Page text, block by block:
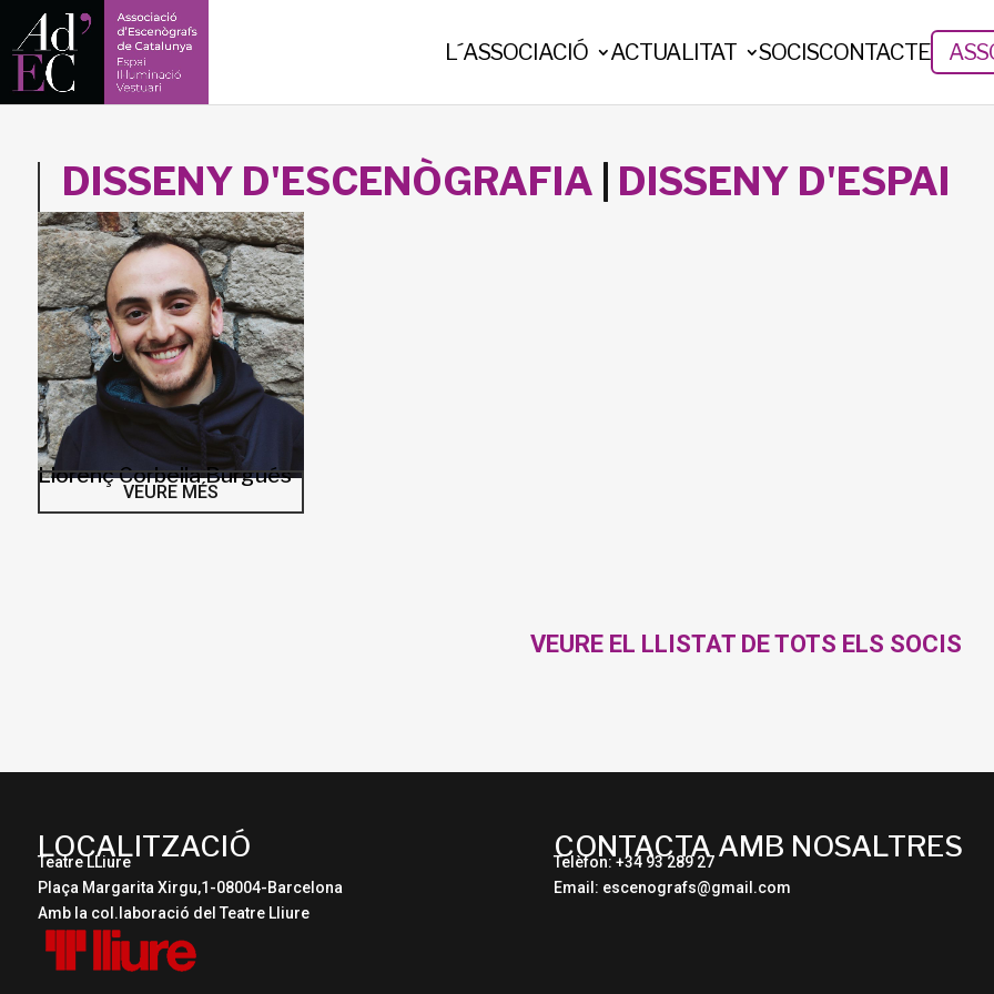
L´ASSOCIACIÓ ACTUALITAT SOCISCONTACTE
DISSENY D'ESCENÒGRAFIA DISSENY D'ESPAI
Llorenç Corbella Burgués
VEURE MÉS
VEURE EL LLISTAT DE TOTS ELS SOCIS
LOCALITZACIÓ
Teatre LLiure
Plaça Margarita Xirgu,1-08004-Barcelona
Amb la col.laboració del Teatre Lliure
CONTACTA AMB NOSALTRES
Telèfon: +34 93 289 27
Email: escenografs@gmail.com